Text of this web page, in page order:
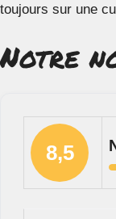
toujours sur une
Notre
8,5